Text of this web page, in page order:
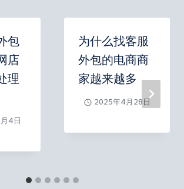
包
店
理
4日
为什么找客服
外包的电商商
家越来越多
2025年4月28日